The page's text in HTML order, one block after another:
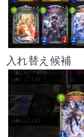
入れ替え候補